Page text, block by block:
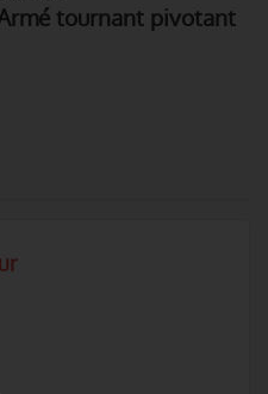
tournant pivotant